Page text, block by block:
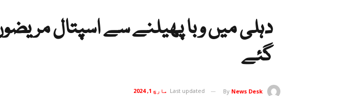
دہلی میں وبا پھیلنے سے اسپتال
گئے
By News Desk
Last updated مارچ 1, 2024